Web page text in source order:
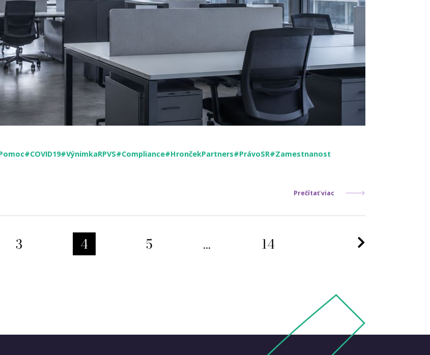
#COVID19#VýnimkaRPVS#Compliance#HrončekPartners#PrávoSR#Zamestnanost
Prečítať viac
3 4 5 ... 14